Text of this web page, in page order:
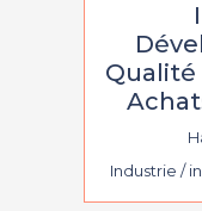
Qualité
Industrie /